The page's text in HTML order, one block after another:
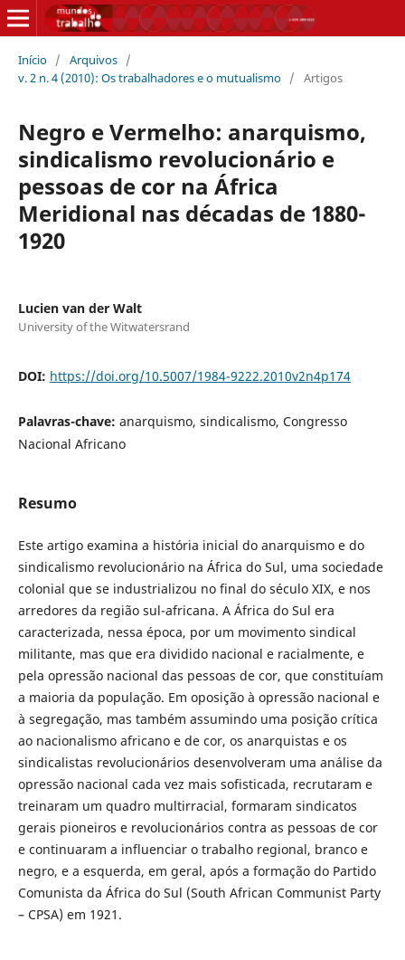
Início / Arquivos /
v. 2 n. 4 (2010): Os trabalhadores e o mutualismo / Artigos
Negro e Vermelho: anarquismo,
sindicalismo revolucionário e
pessoas de cor na África
Meridional nas décadas de 1880-
1920
Lucien van der Walt
University of the Witwatersrand
DOI: https://doi.org/10.5007/1984-9222.2010v2n4p174
Palavras-chave: anarquismo, sindicalismo, Congresso
Nacional Africano
Resumo
Este artigo examina a história inicial do anarquismo e do
sindicalismo revolucionário na África do Sul, uma sociedade
colonial que se industrializou no final do século XIX, e nos
arredores da região sul-africana. A África do Sul era
caracterizada, nessa época, por um movimento sindical
militante, mas que era dividido nacional e racialmente, e
pela opressão nacional das pessoas de cor, que constituíam
a maioria da população. Em oposição à opressão nacional e
à segregação, mas também assumindo uma posição crítica
ao nacionalismo africano e de cor, os anarquistas e os
sindicalistas revolucionários desenvolveram uma análise da
opressão nacional cada vez mais sofisticada, recrutaram e
treinaram um quadro multirracial, formaram sindicatos
gerais pioneiros e revolucionários contra as pessoas de cor
e continuaram a influenciar o trabalho regional, branco e
negro, e a esquerda, em geral, após a formação do Partido
Comunista da África do Sul (South African Communist Party
– CPSA) em 1921.